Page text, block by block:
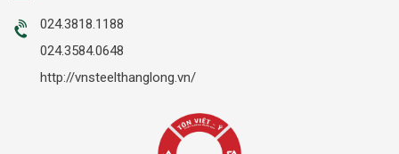
024.3818.1188
024.3584.0648
http://vnsteelthanglong.vn/